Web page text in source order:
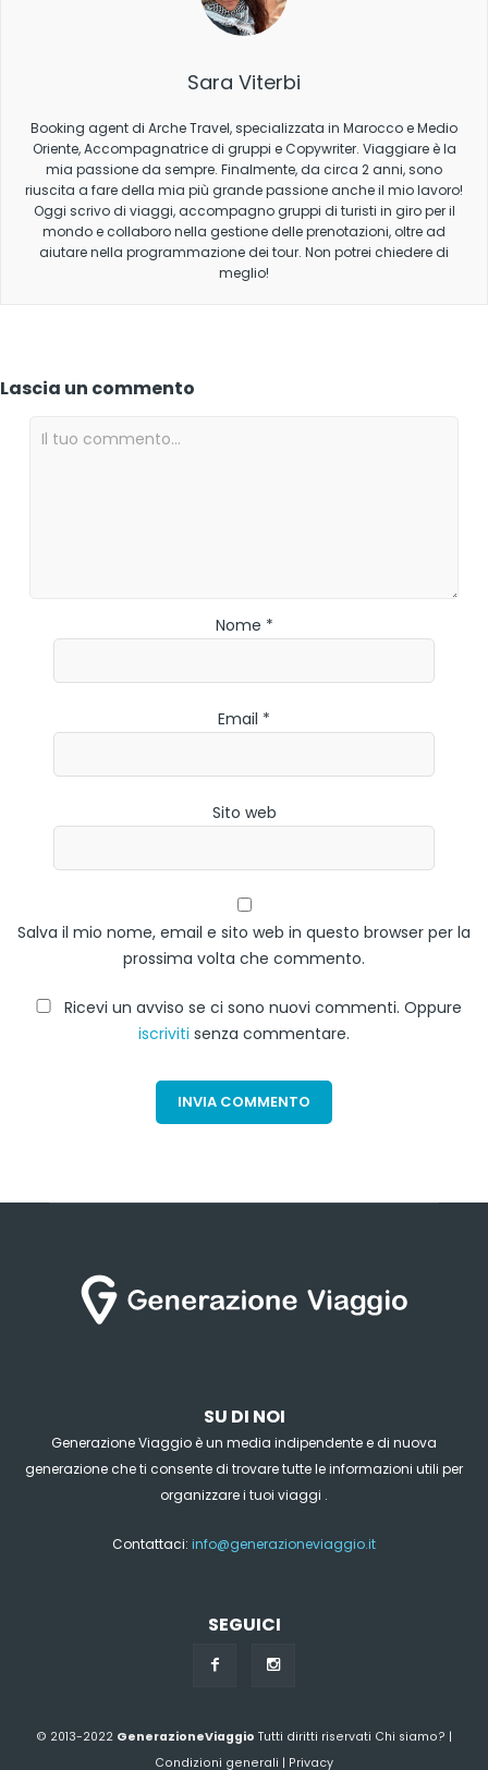
Sara Viterbi
Booking agent di Arche Travel, specializzata in Marocco e Medio
Oriente, Accompagnatrice di gruppi e Copywriter. Viaggiare è la
mia passione da sempre. Finalmente, da circa 2 anni, sono
riuscita a fare della mia più grande passione anche il mio lavoro!
Oggi scrivo di viaggi, accompagno gruppi di turisti in giro per il
mondo e collaboro nella gestione delle prenotazioni, oltre ad
aiutare nella programmazione dei tour. Non potrei chiedere di
meglio!
Lascia un commento
Nome *
Email *
Sito web
Salva il mio nome, email e sito web in questo browser per la
prossima volta che commento.
Ricevi un avviso se ci sono nuovi commenti. Oppure
iscriviti senza commentare.
SU DI NOI
Generazione Viaggio è un media indipendente e di nuova
generazione che ti consente di trovare tutte le informazioni utili per
organizzare i tuoi viaggi .
Contattaci: info@generazioneviaggio.it
SEGUICI
© 2013-2022 GenerazioneViaggio Tutti diritti riservati Chi siamo? |
Condizioni generali | Privacy